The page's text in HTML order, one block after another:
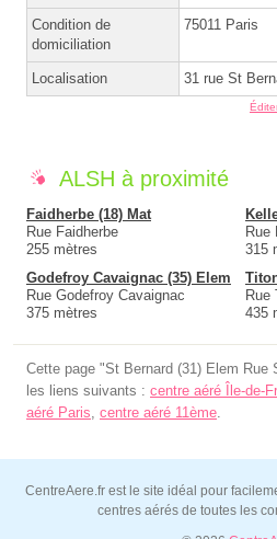
Condition de
domiciliation
75011 Paris
Localisation 31 rue St
ALSH à proximité
Faidherbe (18) Mat
Rue Faidherbe
255 mètres
Rue
315
Godefroy Cavaignac (35) Elem
Rue Godefroy Cavaignac
375 mètres
Rue
435
Cette page "St Bernard (31) Elem
les liens suivants : centre aéré Île-de-
aéré Paris centre aéré 11ème
CentreAere.fr est le site idéal pour
centres aérés de toutes les